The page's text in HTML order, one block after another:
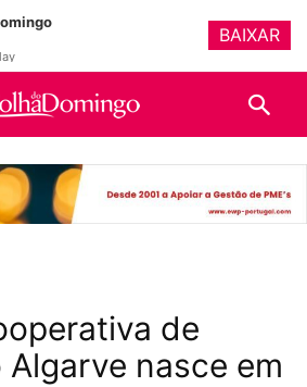
de
nasce em
BAIXAR